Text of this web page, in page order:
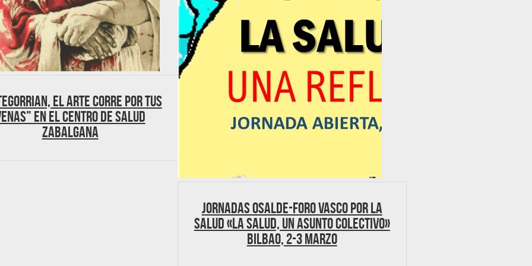
el arte corre por tus
en el Centro de Salud
Zabalgana
Jornadas Osalde-Foro Vasco por la
Salud «La Salud, un asunto colectivo»
Bilbao, 2-3 marzo